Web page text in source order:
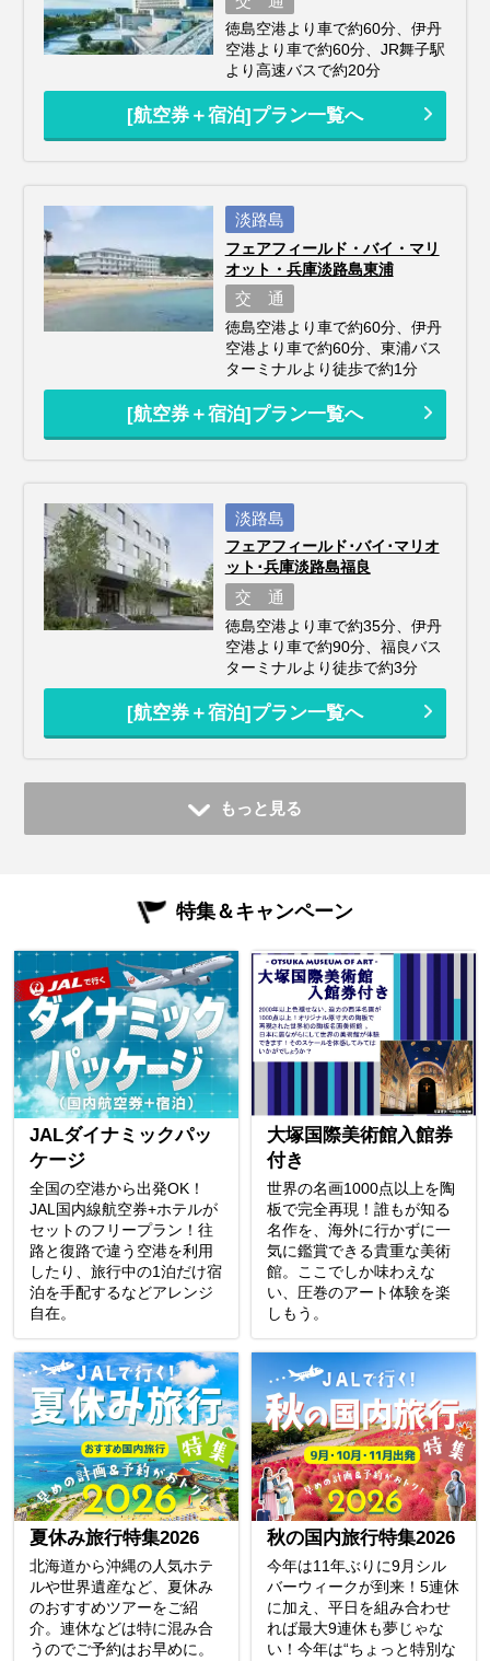
徳島空港より車で約60分、伊丹
空港より車で約60分、JR舞子駅
より高速バスで約20分
[航空券＋宿泊]プラン一覧へ
淡路島
フェアフィールド・バイ・マリ
オット・兵庫淡路島東浦
交 通
徳島空港より車で約60分、伊丹
空港より車で約60分、東浦バス
ターミナルより徒歩で約1分
[航空券＋宿泊]プラン一覧へ
淡路島
フェアフィールド･バイ･マリオ
ット･兵庫淡路島福良
交 通
徳島空港より車で約35分、伊丹
空港より車で約90分、福良バス
ターミナルより徒歩で約3分
[航空券＋宿泊]プラン一覧へ
もっと見る
特集＆キャンペーン
JALダイナミックパッ
ケージ
全国の空港から出発OK！
JAL国内線航空券+ホテルが
セットのフリープラン！往
路と復路で違う空港を利用
したり、旅行中の1泊だけ宿
泊を手配するなどアレンジ
自在。
大塚国際美術館入館券
付き
世界の名画1000点以上を陶
板で完全再現！誰もが知る
名作を、海外に行かずに一
気に鑑賞できる貴重な美術
館。ここでしか味わえな
い、圧巻のアート体験を楽
しもう。
夏休み旅行特集2026
北海道から沖縄の人気ホテ
ルや世界遺産など、夏休み
のおすすめツアーをご紹
介。連休などは特に混み合
うのでご予約はお早めに。
秋の国内旅行特集2026
今年は11年ぶりに9月シル
バーウィークが到来！5連休
に加え、平日を組み合わせ
れば最大9連休も夢じゃな
い！今年は“ちょっと特別な